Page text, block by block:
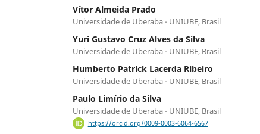
Vítor Almeida Prado
Universidade de Uberaba - UNIUBE, Brasil
Yuri Gustavo Cruz Alves da Silva
Universidade de Uberaba - UNIUBE, Brasil
Humberto Patrick Lacerda Ribeiro
Universidade de Uberaba - UNIUBE, Brasil
Paulo Limírio da Silva
Universidade de Uberaba - UNIUBE, Brasil
https://orcid.org/0009-0003-6064-6567